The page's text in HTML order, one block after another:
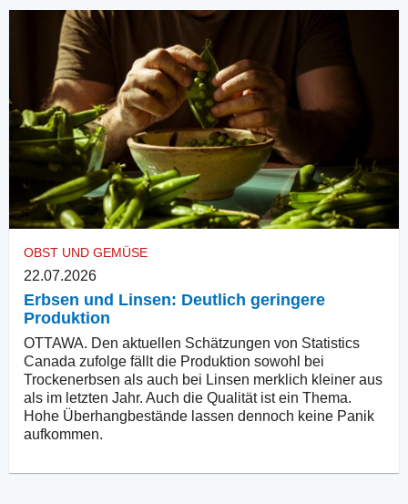
OBST UND GEMÜSE
22.07.2026
Erbsen und Linsen: Deutlich geringere
Produktion
OTTAWA. Den aktuellen Schätzungen von Statistics
Canada zufolge fällt die Produktion sowohl bei
Trockenerbsen als auch bei Linsen merklich kleiner aus
als im letzten Jahr. Auch die Qualität ist ein Thema.
Hohe Überhangbestände lassen dennoch keine Panik
aufkommen.